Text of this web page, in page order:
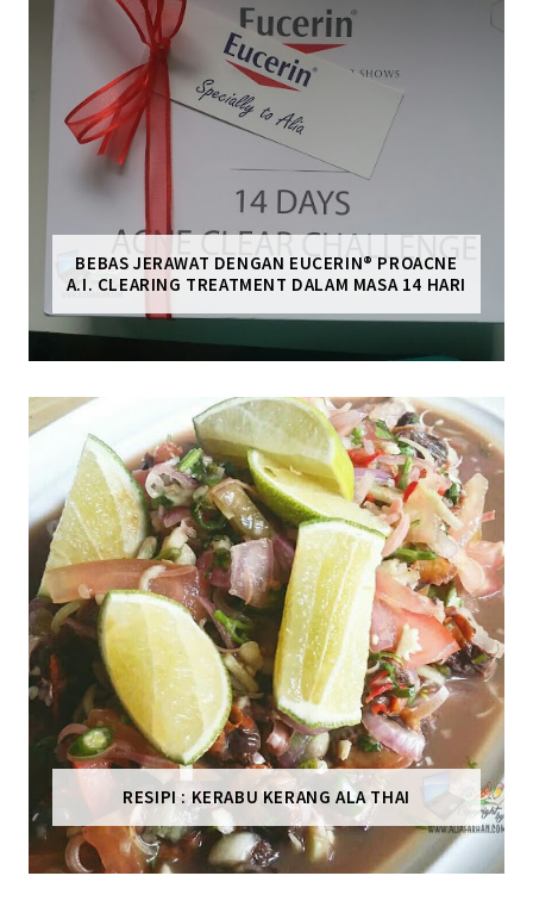
BEBAS JERAWAT DENGAN EUCERIN® PROACNE
A.I. CLEARING TREATMENT DALAM MASA 14 HARI
RESIPI : KERABU KERANG ALA THAI